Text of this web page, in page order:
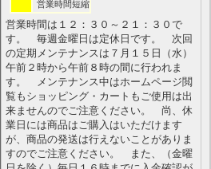
営業時間短縮
営業時間は１２：３０～２１：３０で
す。 毎週金曜日は定休日です。 次回
の定期メンテナンスは７月１５日（水）
午前２時から午前８時の間に行われま
す。 メンテナンス中はホームページ閲
覧もショッピング・カートもご使用は出
来ませんのでご注意ください。 尚、休
業日には商品はご購入はいただけます
が、商品の発送は行えないことがありま
すのでご注意ください。 また、（金曜